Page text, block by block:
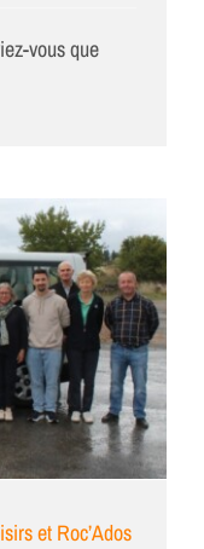
vous que
et Roc’Ados